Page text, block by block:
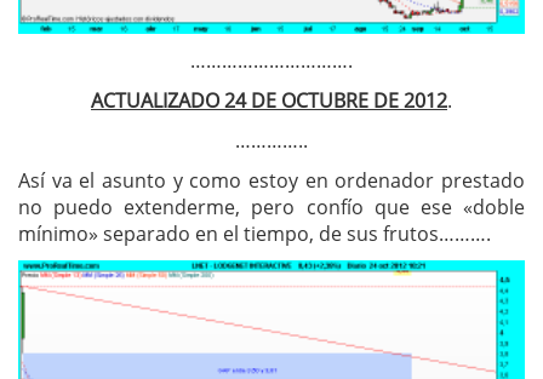
………………………….
ACTUALIZADO 24 DE OCTUBRE DE 2012.
…………..
Así va el asunto y como estoy en ordenador prestado
no puedo extenderme, pero confío que ese «doble
mínimo» separado en el tiempo, de sus frutos……….